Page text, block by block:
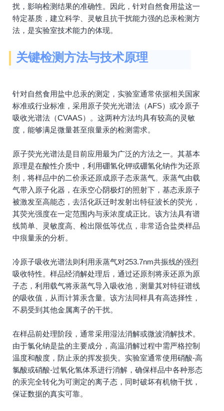
扰，影响检测结果的准确性。因此，针对自然食用盐这一
特定基质，建立科学、灵敏且抗干扰能力强的总汞检测方
法，是实验室技术能力的体现。
关键检测方法与技术原理
针对自然食用盐中总汞的测定，实验室通常依据相关国家
标准或行业标准，采用原子荧光光谱法（AFS）或冷原子
吸收光谱法（CVAAS）。这两种方法均具有较高的灵敏
度，能够满足微量甚至痕量汞的检测需求。
原子荧光光谱法是目前应用最为广泛的方法之一。其基本
原理是在酸性介质中，利用硼氢化钾或硼氢化钠作为还原
剂，将样品中的二价汞还原成原子态汞蒸气。汞蒸气由载
气带入原子化器，在汞空心阴极灯的照射下，基态汞原子
被激发至高能态，去活化跃迁时发射出特征波长的荧光，
其荧光强度在一定范围内与汞浓度成正比。该方法具有谱
线简单、灵敏度高、检出限低等优点，非常适合盐类样品
中痕量汞的分析。
冷原子吸收光谱法则利用汞蒸气对253.7nm共振线的强烈
吸收特性。样品经消解处理后，通过还原剂将汞还原为原
子态，利用载气将汞蒸气导入吸收池，测量其对特征谱线
的吸收值，从而计算汞含量。该方法同样具有高选择性，
不易受到其他金属离子的干扰。
在样品前处理阶段，通常采用湿法消解或微波消解技术。
由于氯化钠是盐的主要成分，高温消解过程中需严格控制
温度和酸度，防止汞的挥发损失。实验室通常使用硝酸-高
氯酸或硝酸-过氧化氢体系进行消解，确保样品中各种形态
的汞完全转化为可测定的离子态，同时破坏有机物干扰，
保证数据的真实可靠。